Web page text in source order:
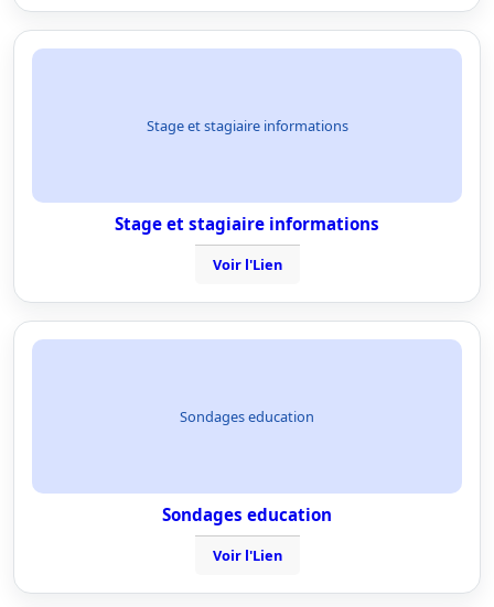
Stage et stagiaire informations
Stage et stagiaire informations
Voir l'Lien
Sondages education
Sondages education
Voir l'Lien